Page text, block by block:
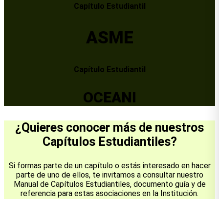
Capítulo Estudiantil
ASME
Capítulo Estudiantil
OCEANI
¿Quieres conocer más de nuestros
Capítulos Estudiantiles?
Si formas parte de un capítulo o estás interesado en hacer
parte de uno de ellos, te invitamos a consultar nuestro
Manual de Capítulos Estudiantiles, documento guía y de
referencia para estas asociaciones en la Institución.